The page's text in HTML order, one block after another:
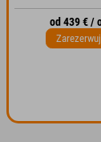
od 439 € /